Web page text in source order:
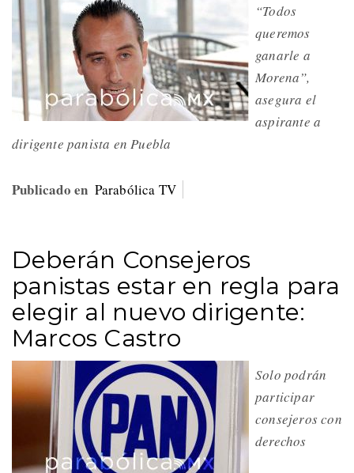
“Todos
queremos
ganarle a
Morena”,
asegura el
aspirante a
dirigente panista en Puebla
Publicado en Parabólica TV
Deberán Consejeros
panistas estar en regla para
elegir al nuevo dirigente:
Marcos Castro
Solo podrán
participar
consejeros con
derechos